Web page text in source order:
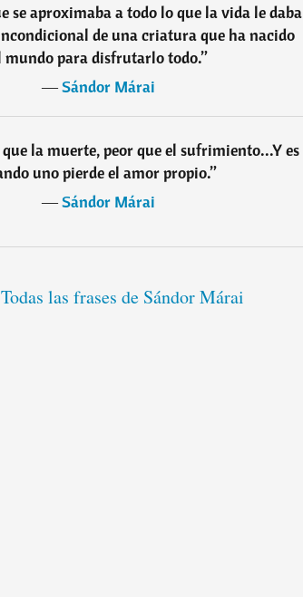
se aproximaba a todo lo que la vida le daba
de una criatura que ha nacido
mundo para disfrutarlo todo.”
―Sándor Márai
la muerte, peor que el sufrimiento...Y es
uno pierde el amor propio.”
―Sándor Márai
Todas las frases de Sándor Márai